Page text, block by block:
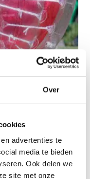
Over
advertenties te
media te bieden
Ook delen we
site met onze
elke dag doet':
er een
11 jaar.